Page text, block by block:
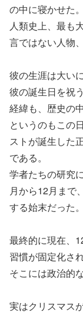
の中に寝かせた。
人類史上、最も
言ではない人物
彼の生涯は大い
彼の誕生日を祝
経緯も、歴史の
というのもこの
ストが誕生した
である。
学者たちの研究
月から12月まで
する始末だった。
最終的に現在、
習慣が固定化さ
そこには政治的
実はクリスマス